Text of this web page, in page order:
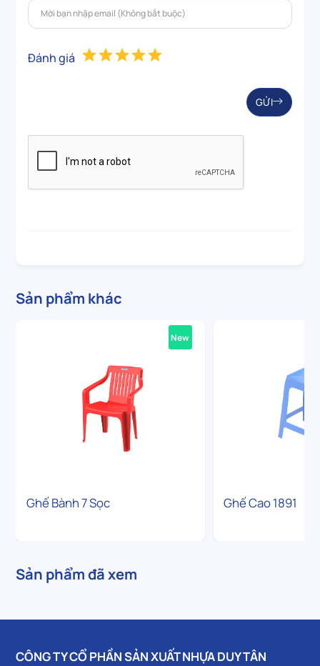
Đánh giá
GỬI
Sản phẩm khác
Ghế Bành 7 Sọc
New
Ghế Cao 1891
Sản phẩm đã xem
CÔNG TY CỔ PHẦN SẢN XUẤT NHỰA DUY TÂN